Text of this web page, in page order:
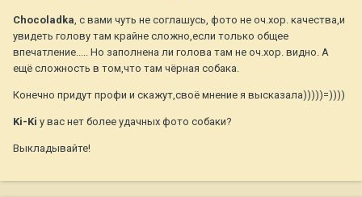
Chocoladka, с вами чуть не соглашусь, фото не оч.хор. качества,и
увидеть голову там крайне сложно,если только общее
впечатление..... Но заполнена ли голова там не оч.хор. видно. А
ещё сложность в том,что там чёрная собака.
Конечно придут профи и скажут,своё мнение я высказала)))))=))))
Ki-Ki у вас нет более удачных фото собаки?
Выкладывайте!